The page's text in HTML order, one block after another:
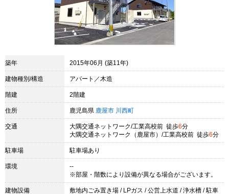
築年 2015年06月 (築11年)
建物種別/構造 アパート／木造
階建 2階建
住所 鹿児島県 鹿屋市 川西町
交通 大隅交通ネットワーク/工業高校前 徒歩6分
大隅交通ネットワーク（鹿屋市）/工業高校前 徒歩6分
駐車場 駐車場あり
環境
--
※部屋・階数により設備が異なる場合がございます。
建物設備
敷地内ごみ置き場 / LPガス / 公営上水道 / 浄水槽 / 駐車